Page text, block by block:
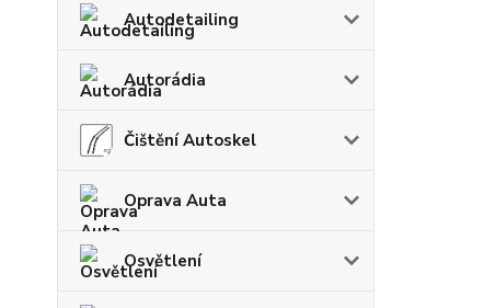
Autodetailing
Autorádia
Čištění Autoskel
Oprava Auta
Osvětlení